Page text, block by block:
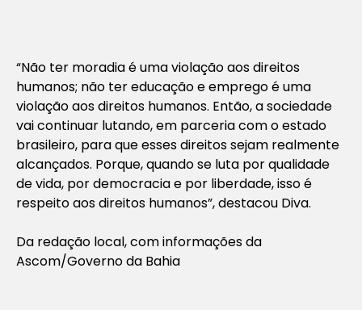
“Não ter moradia é uma violação aos direitos
humanos; não ter educação e emprego é uma
violação aos direitos humanos. Então, a sociedade
vai continuar lutando, em parceria com o estado
brasileiro, para que esses direitos sejam realmente
alcançados. Porque, quando se luta por qualidade
de vida, por democracia e por liberdade, isso é
respeito aos direitos humanos”, destacou Diva.
Da redação local, com informações da
Ascom/Governo da Bahia